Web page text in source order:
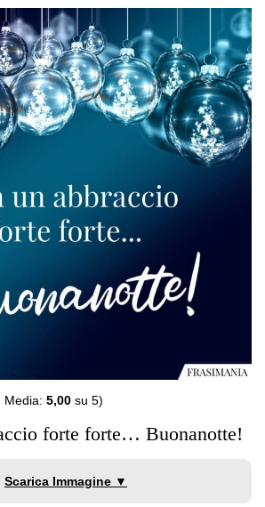
. Media: 5,00 su 5)
forte forte… Buonanotte!
Scarica Immagine ▼